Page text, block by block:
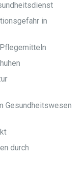
in
Gesundheitswesen
durch